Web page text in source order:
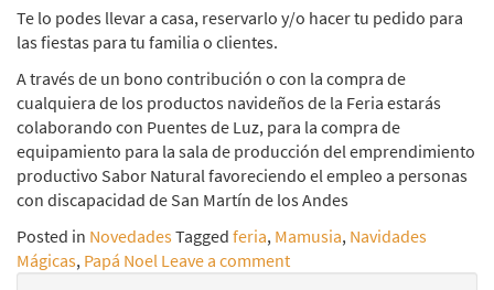
Te lo podes llevar a casa, reservarlo y/o hacer tu pedido para
las fiestas para tu familia o clientes.
A través de un bono contribución o con la compra de
cualquiera de los productos navideños de la Feria estarás
colaborando con Puentes de Luz, para la compra de
equipamiento para la sala de producción del emprendimiento
productivo Sabor Natural favoreciendo el empleo a personas
con discapacidad de San Martín de los Andes
Posted in NovedadesTagged feria, Mamusia, Navidades
Mágicas, Papá Noel Leave a comment